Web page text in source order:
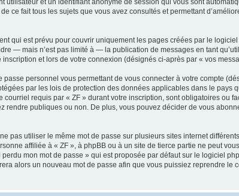
ce fait tous les sujets que vous avez consultés et permettant
qui est prévu pour couvrir uniquement les pages créées par le logiciel
— mais n’est pas limité à — la publication de messages en tant
et lors de votre connexion (désignés ci-après par « vos
personnel vous permettant de vous connecter à votre compte
par les lois de protection des données applicables dans le pays
requis par « ZF » durant votre inscription, sont obligatoires ou
publiques ou non. De plus, vous pouvez décider de vous
pas utiliser le même mot de passe sur plusieurs sites internet
affiliée à « ZF », à phpBB ou à un site de tierce partie ne peut
mon mot de passe » qui est proposée par défaut sur le logiciel
alors un nouveau mot de passe afin que vous puissiez reprendre le